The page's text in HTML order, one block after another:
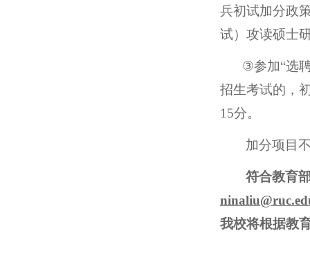
兵初试加分政
试）攻读硕士
③参加“选
招生考试的，
15分。
加分项目
符合教育
我校将根据教